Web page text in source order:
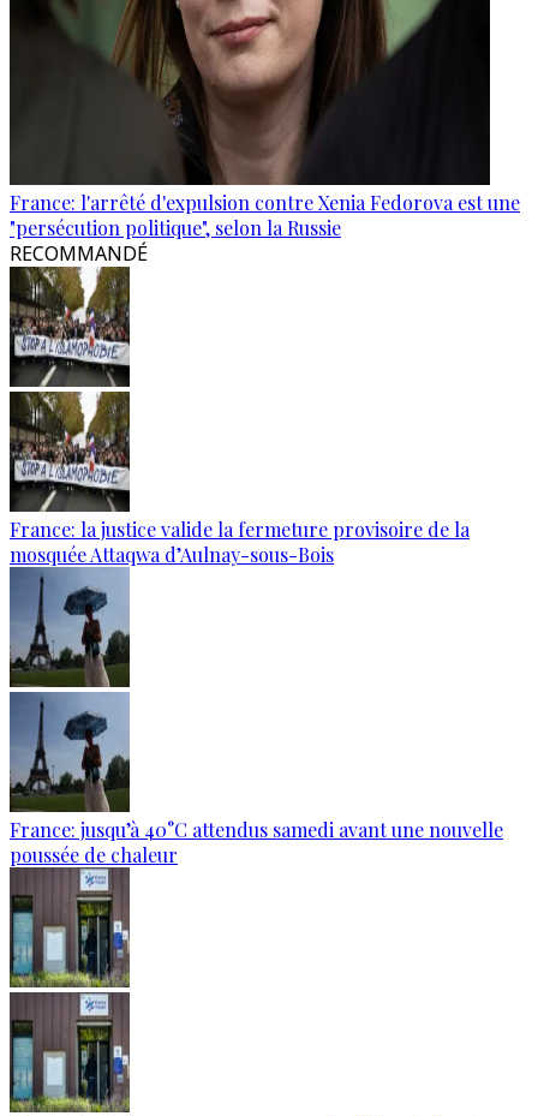
France: l'arrêté d'expulsion contre Xenia Fedorova est une
"persécution politique", selon la Russie
RECOMMANDÉ
France: la justice valide la fermeture provisoire de la
mosquée Attaqwa d’Aulnay-sous-Bois
France: jusqu’à 40°C attendus samedi avant une nouvelle
poussée de chaleur